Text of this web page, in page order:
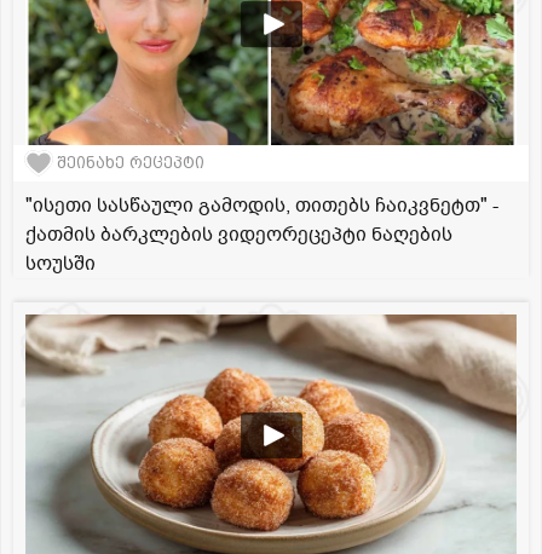
შეინახე რეცეპტი
"ისეთი სასწაული გამოდის, თითებს ჩაიკვნეტთ" -
ქათმის ბარკლების ვიდეორეცეპტი ნაღების
სოუსში